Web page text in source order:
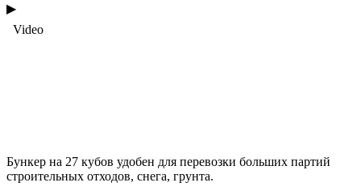
▶
Бункер на 27 кубов удобен для перевозки больших партий
строительных отходов, снега, грунта.